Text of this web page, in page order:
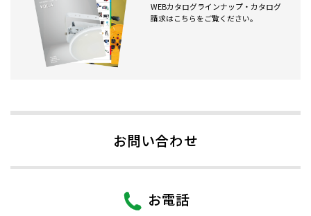
WEBカタログラインナップ・カタログ
請求はこちらをご覧ください。
お問い合わせ
お電話